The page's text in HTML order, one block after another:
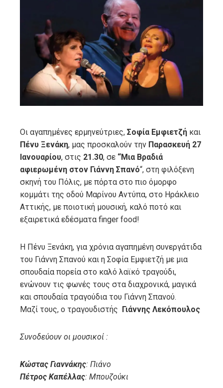
Οι αγαπημένες ερμηνεύτριες, Σοφία Εμφιετζή και
Πένυ Ξενάκη, μας προσκαλούν την Παρασκευή 27
Ιανουαρίου, στις 21.30, σε “Μια Βραδιά
αφιερωμένη στον Γιάννη Σπανό“, στη φιλόξενη
σκηνή του Πόλις, με πόρτα στο πιο όμορφο
κομμάτι της οδού Μαρίνου Αντύπα, στο Ηράκλειο
Αττικής, με ποιοτική μουσική, καλό ποτό και
εξαιρετικά εδέσματα finger food!
Η Πένυ Ξενάκη, για χρόνια αγαπημένη συνεργάτιδα
του Γιάννη Σπανού και η Σοφία Εμφιετζή με μια
σπουδαία πορεία στο καλό λαϊκό τραγούδι,
ενώνουν τις φωνές τους στα διαχρονικά, μαγικά
και σπουδαία τραγούδια του Γιάννη Σπανού.
Μαζί τους, ο τραγουδιστής
Γιάννης Λεκόπουλος
Συνοδεύουν οι μουσικοί :
Κώστας Γιαννάκης: Πιάνο
Πέτρος Καπέλλας: Μπουζούκι